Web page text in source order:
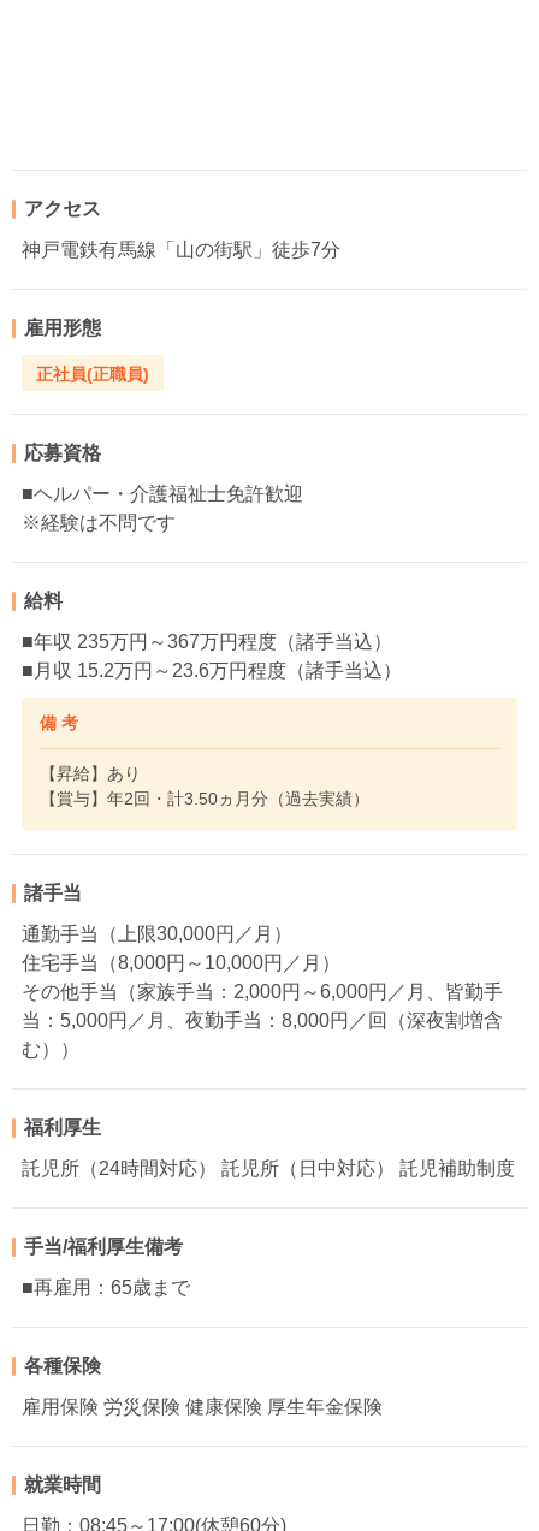
アクセス
神戸電鉄有馬線「山の街駅」徒歩7分
雇用形態
正社員(正職員)
応募資格
■ヘルパー・介護福祉士免許歓迎
※経験は不問です
給料
■年収 235万円～367万円程度（諸手当込）
■月収 15.2万円～23.6万円程度（諸手当込）
備 考
【昇給】あり
【賞与】年2回・計3.50ヵ月分（過去実績）
諸手当
通勤手当（上限30,000円／月）
住宅手当（8,000円～10,000円／月）
その他手当（家族手当：2,000円～6,000円／月、皆勤手
当：5,000円／月、夜勤手当：8,000円／回（深夜割増含
む））
福利厚生
託児所（24時間対応） 託児所（日中対応） 託児補助制度
手当/福利厚生備考
■再雇用：65歳まで
各種保険
雇用保険 労災保険 健康保険 厚生年金保険
就業時間
日勤：08:45～17:00(休憩60分)